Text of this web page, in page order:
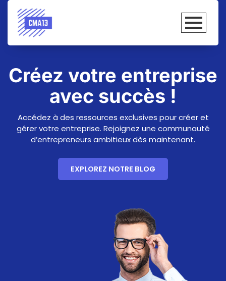
Créez votre entreprise
avec succès !
Accédez à des ressources exclusives pour créer et
gérer votre entreprise. Rejoignez une communauté
d’entrepreneurs ambitieux dès maintenant.
EXPLOREZ NOTRE BLOG